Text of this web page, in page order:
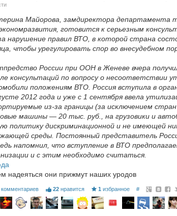
Майорова, замдиректора департамента
готовится к серьезным
нарушение правил ВТО, в которой страна
чтобы урегулировать спор во внесудебном
России при ООН в Женеве вчера
консультаций по во­просу о несоответствии
положениям ВТО. Россия вступила в
2012 года и уже с 1 сентября ввела
из-за границы (за исключением
машины — 20 тыс. руб., на грузовики и
политику дискриминационной и не имеющей
среды. Постоянный представитель
напомнил, что вступление в ВТО
и с этим необходимо считаться.
надеяться они прижмут наших уродов
комментариев 22 нравится 1 избранное #